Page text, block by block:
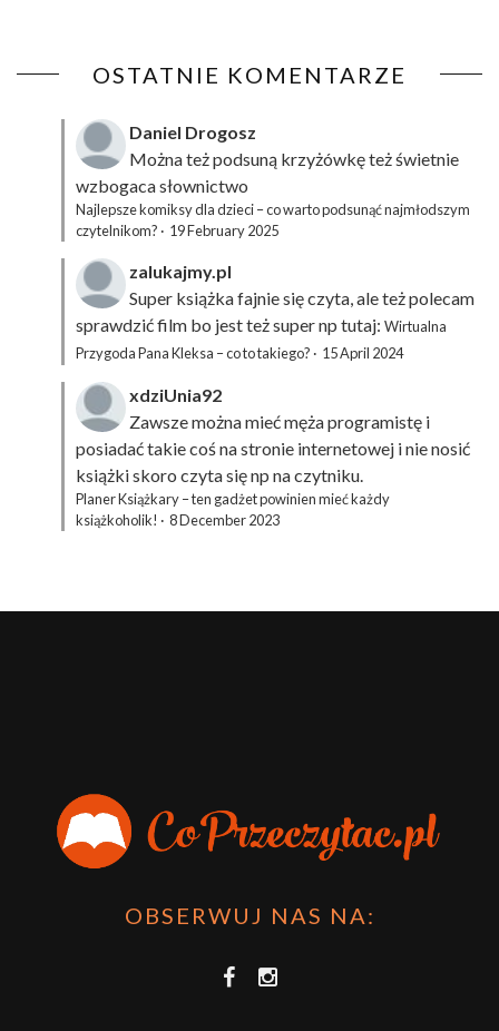
OSTATNIE KOMENTARZE
Daniel Drogosz
Można też podsuną krzyżówkęteż świetnie
wzbogaca słownictwo
Najlepsze komiksy dla dzieci – co warto podsunąć najmłodszym
czytelnikom? · 19 February 2025
zalukajmy.pl
Super książka fajnie się czyta, ale też polecam
sprawdzić film bo jest też super np tutaj: Wirtualna
Przygoda Pana Kleksa – co to takiego? · 15 April 2024
xdziUnia92
Zawsze można mieć męża programistę i
posiadać takie coś na stronie internetowej i nie nosić
książki skoro czyta się np na czytniku.
Planer Książkary – ten gadżet powinien mieć każdy
książkoholik! · 8 December 2023
OBSERWUJ NAS NA: